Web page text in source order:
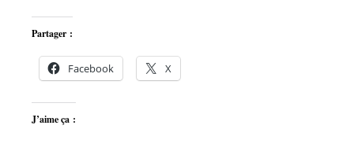
Partager :
Facebook X
J’aime ça :